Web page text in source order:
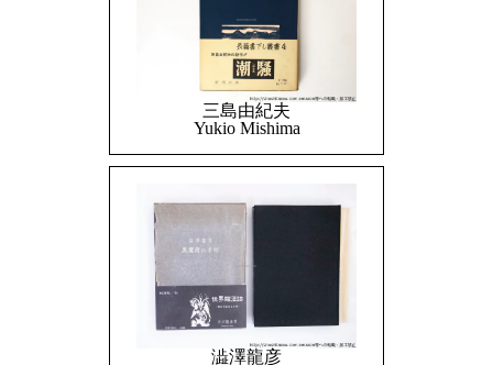
三島由紀夫
Yukio Mishima
澁澤龍彦